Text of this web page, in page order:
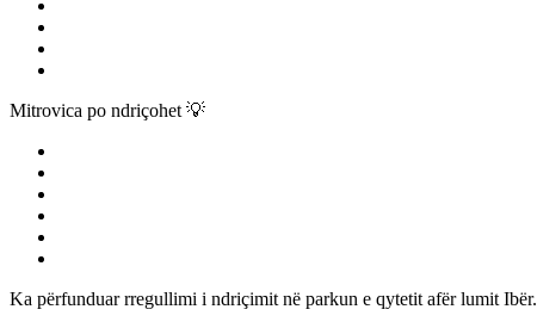
Mitrovica po ndriçohet 💡
Ka përfunduar rregullimi i ndriçimit në parkun e qytetit afër lumit Ibër.